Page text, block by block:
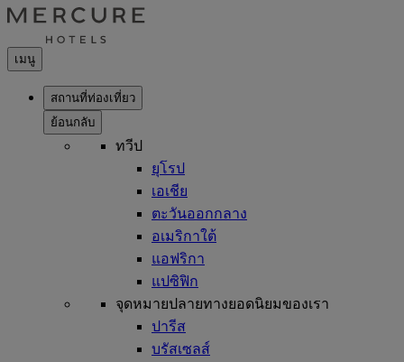
เมนู
สถานที่ท่องเที่ยว
ย้อนกลับ
ทวีป
ยุโรป
เอเชีย
ตะวันออกกลาง
อเมริกาใต้
แอฟริกา
แปซิฟิก
จุดหมายปลายทางยอดนิยมของเรา
ปารีส
บรัสเซลส์